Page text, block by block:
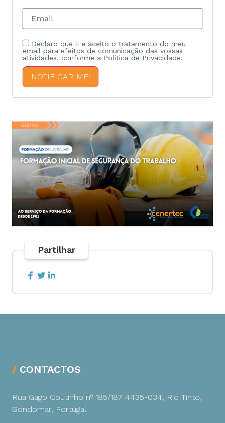
Declaro que li e aceito o tratamento do meu
email para efeitos de comunicação das vossas
atividades, conforme a Política de Privacidade.
NOTIFICAR-ME!
Partilhar
CONTACTOS
Rua Gago Coutinho nº 185/187 4435-034, Rio Tinto,
Gondomar, Portugal